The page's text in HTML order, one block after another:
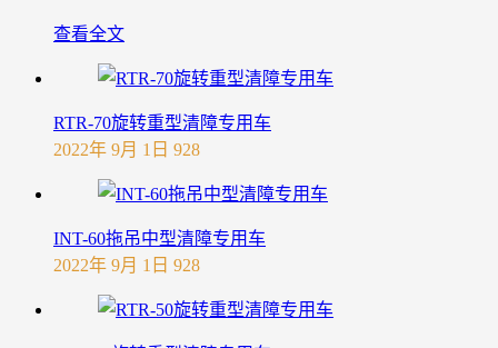
查看全文
RTR-70旋转重型清障专用车
2022年 9月 1日 928
INT-60拖吊中型清障专用车
2022年 9月 1日 928